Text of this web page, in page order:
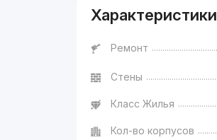
Характеристики
Ремонт
Стены
Класс Жилья
Кол-во корпусов